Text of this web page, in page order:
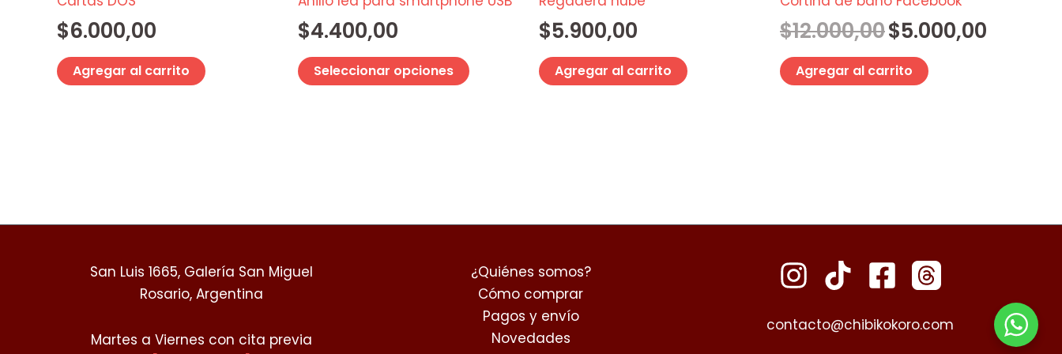
$6.000,00
Agregar al carrito
$4.400,00
Seleccionar opciones
página
$5.900,00
Agregar al carrito
$12.000,00$5.000,00
Agregar al carrito
San Luis 1665, Galería San Miguel
Rosario, Argentina
Martes a Viernes con cita previa
¿Quiénes somos?
Cómo comprar
Pagos y envío
Novedades
contacto@chibikokoro.com